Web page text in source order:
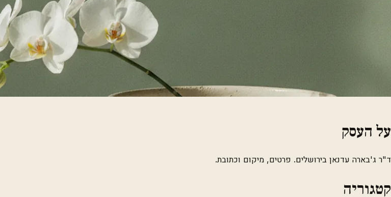
על העסק
ד"ר ג'בארה עדנאן בירושלים. פרטים, מיקום וכתובת.
קטגוריה